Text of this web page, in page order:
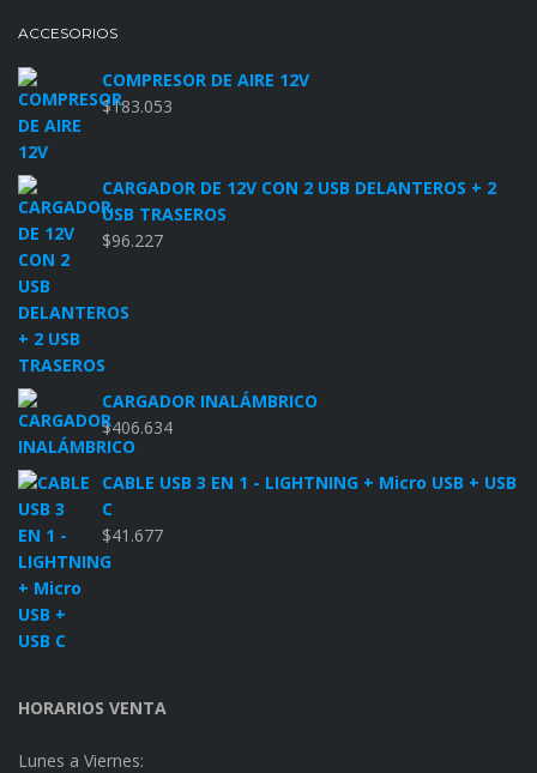
ACCESORIOS
COMPRESOR DE AIRE 12V
$183.053
CARGADOR DE 12V CON 2 USB DELANTEROS + 2
USB TRASEROS
$96.227
CARGADOR INALÁMBRICO
$406.634
CABLE USB 3 EN 1 - LIGHTNING + Micro USB + USB
C
$41.677
HORARIOS VENTA
Lunes a Viernes: